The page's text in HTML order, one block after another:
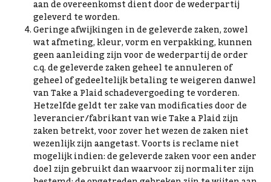
aan de overeenkomst dient door de wederpartij
geleverd te worden.
Geringe afwijkingen in de geleverde zaken, zowel
wat afmeting, kleur, vorm en verpakking, kunnen
geen aanleiding zijn voor de wederpartij de order
c.q. de geleverde zaken geheel te annuleren of
geheel of gedeeltelijk betaling te weigeren danwel
van Take a Plaid schadevergoeding te vorderen.
Hetzelfde geldt ter zake van modificaties door de
leverancier/fabrikant van wie Take a Plaid zijn
zaken betrekt, voor zover het wezen de zaken niet
wezenlijk zijn aangetast. Voorts is reclame niet
mogelijk indien: de geleverde zaken voor een ander
doel zijn gebruikt dan waarvoor zij normaliter zijn